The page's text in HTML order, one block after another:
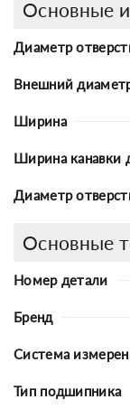
Основные
Диаметр
Внешний
Ширина
Ширина канавки
Диаметр
Основные
Номер детали
Бренд
Система
Тип подшипника